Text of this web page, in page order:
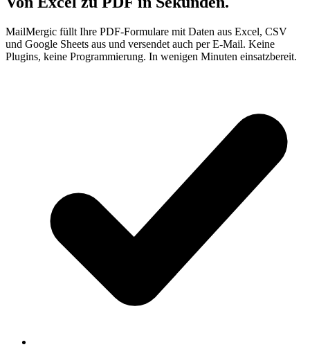
MailMergic füllt Ihre PDF-Formulare mit Daten aus Excel, CSV
und Google Sheets aus und versendet auch per E-Mail. Keine
Plugins, keine Programmierung. In wenigen Minuten einsatzbereit.